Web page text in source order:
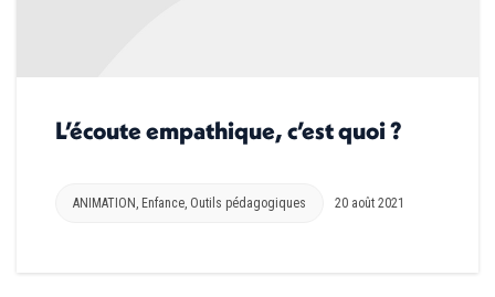
L’écoute empathique, c’est quoi ?
ANIMATION , Enfance, Outils pédagogiques 20 août 2021